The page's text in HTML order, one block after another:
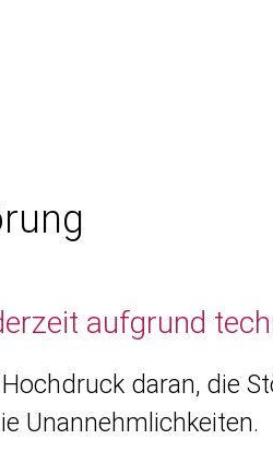
aufgrund
daran, die
Unannehmlichkeiten.